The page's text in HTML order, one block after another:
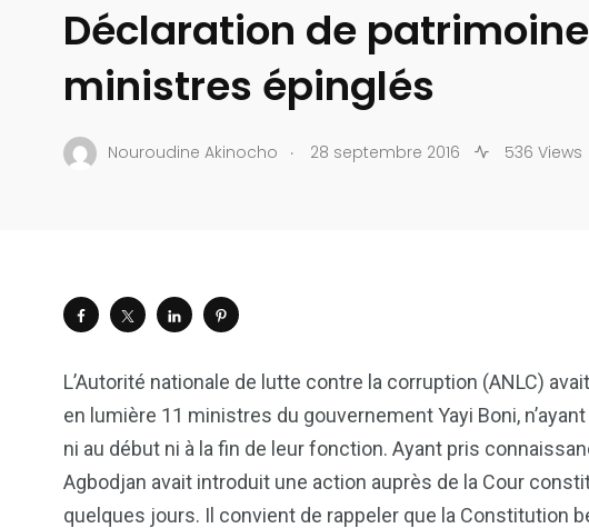
Déclaration de
ministres épinglés
Nouroudine Akinocho . 28 septembre 2016 536 Views
L’Autorité nationale de lutte contre la corruption (ANLC)
en lumière 11 ministres du gouvernement Yayi Boni,
ni au début ni à la fin de leur fonction. Ayant pris
Agbodjan avait introduit une action auprès de la Cour
quelques jours. Il convient de rappeler que la Constitution